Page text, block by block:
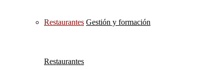
Restaurantes Gestión y formación
Restaurantes